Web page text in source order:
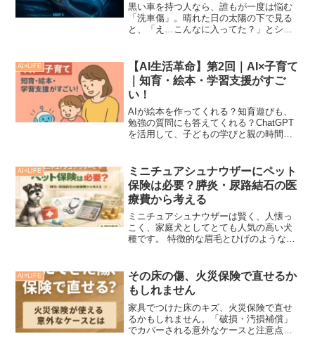
黒い車を持つ人なら、誰もが一度は悩む
「洗車傷」。晴れた日の太陽の下で見る
と、「え…こんなに入ってた？」とショ
か？傷の深さやDIYで直せる限界などを、
AIと一緒に整...
AI×LIFE
【AI生活革命】第2回｜AI×子育て
｜知育・絵本・学習支援がすご
い！
AIが絵本を作ってくれる？知育遊びも、
勉強の質問にも答えてくれる？ChatGPT
を活用して、子どもの学びと親の時間を
AI×LIFE
ミニチュアシュナウザーにペット
保険は必要？膵炎・尿路結石の医
療費から考える
ミニチュアシュナウザーは賢く、人懐っ
こく、家庭犬としてとても人気の高い犬
種です。 特徴的な眉毛とひげのような顔
ュナウザーには少し注意しておきたい病
気があります。膵炎尿路...
AI×LIFE
その床の傷、火災保険で直せるか
もしれません
家具でつけた床のキズ、火災保険で直せ
るかもしれません。「破損・汚損補償」
でカバーされる意外なケースと注意点を